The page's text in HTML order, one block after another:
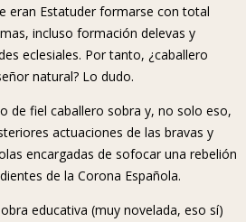
eran Estatuder formarse con total
incluso formación delevas y
eclesiales. Por tanto, ¿caballero
natural? Lo dudo.
de fiel caballero sobra y, no solo eso,
actuaciones de las bravas y
encargadas de sofocar una rebelión
de la Corona Española.
educativa (muy novelada, eso sí)